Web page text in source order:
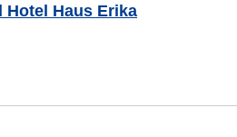
Haus Erika